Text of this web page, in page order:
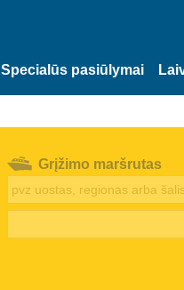
Specialūs pasiūlymai
Grįžimo maršrutas